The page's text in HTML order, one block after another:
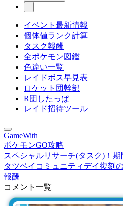
イベント最新情報
個体値ランク計算
タスク報酬
全ポケモン図鑑
色違い一覧
レイドボス早見表
ロケット団幹部
R団したっぱ
レイド招待ツール
GameWith
ポケモンGO攻略
スペシャルリサーチ(タスク)！
タツベイコミュニティデイ復刻
報酬
コメント一覧